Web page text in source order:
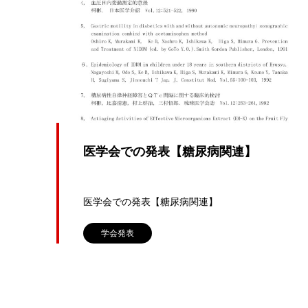
医学会での発表【糖尿病関連】
医学会での発表【糖尿病関連】
学会発表